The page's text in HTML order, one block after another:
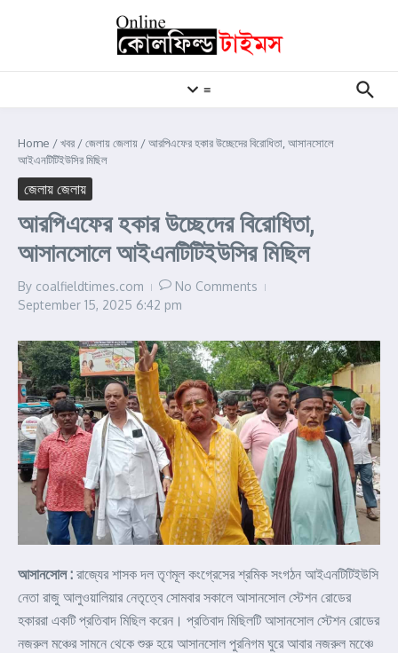
≡
Home /খবর /জেলায় জেলায় /আরপিএফের হকার উচ্ছেদের বিরোধিতা, আসানসোলে
আইএনটিটিইউসির মিছিল
জেলায় জেলায়
আরপিএফের হকার উচ্ছেদের বিরোধিতা,
আসানসোলে আইএনটিটিইউসির মিছিল
By coalfieldtimes.com
No Comments
September 15, 2025 6:42 pm
আসানসোল : রাজ্যের শাসক দল তৃণমূল কংগ্রেসের শ্রমিক সংগঠন আইএনটিটিইউসি
নেতা রাজু আলুওয়ালিয়ার নেতৃত্বে সোমবার সকালে আসানসোল স্টেশন রোডের
হকাররা একটি প্রতিবাদ মিছিল করেন। প্রতিবাদ মিছিলটি আসানসোল স্টেশন রোডের
নজরুল মঞ্চের সামনে থেকে শুরু হয়ে আসানসোল পুরনিগম ঘুরে আবার নজরুল মঞ্চেে